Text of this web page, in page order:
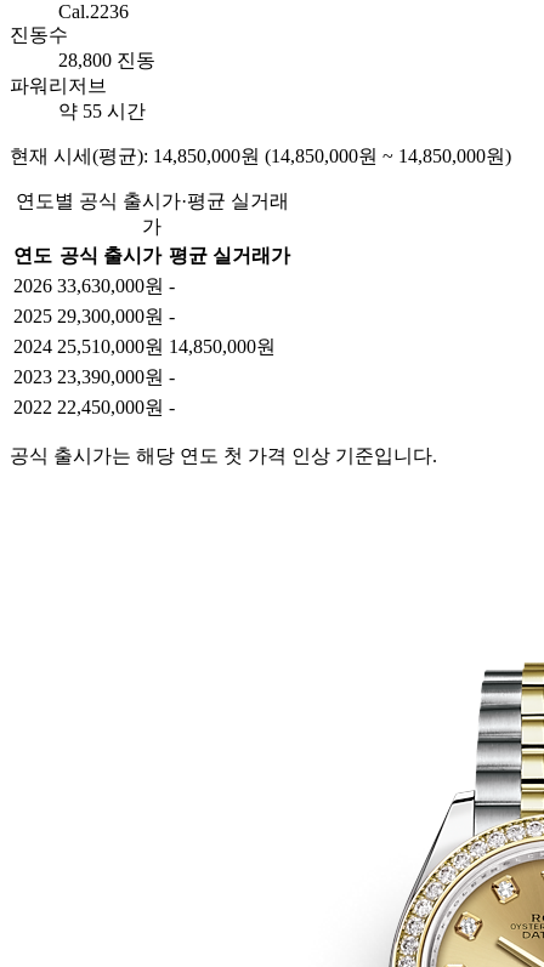
Cal.2236
진동수
28,800 진동
파워리저브
약 55 시간
현재 시세(평균): 14,850,000원 (14,850,000원 ~ 14,850,000원)
연도별 공식 출시가·평균 실거래
가
연도 공식 출시가 평균 실거래가
2026 33,630,000원 -
2025 29,300,000원 -
2024 25,510,000원 14,850,000원
2023 23,390,000원 -
2022 22,450,000원 -
공식 출시가는 해당 연도 첫 가격 인상 기준입니다.